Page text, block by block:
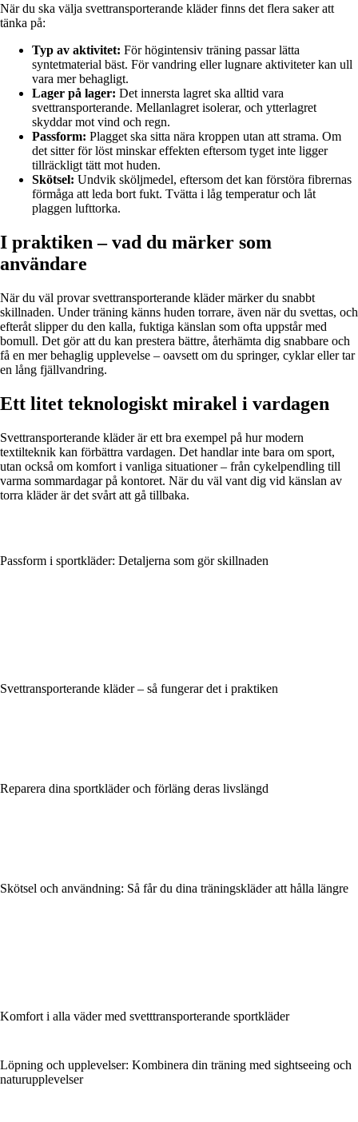
När du ska välja svettransporterande kläder finns det flera saker att
tänka på:
Typ av aktivitet: För högintensiv träning passar lätta
syntetmaterial bäst. För vandring eller lugnare aktiviteter kan ull
vara mer behagligt.
Lager på lager: Det innersta lagret ska alltid vara
svettransporterande. Mellanlagret isolerar, och ytterlagret
skyddar mot vind och regn.
Passform: Plagget ska sitta nära kroppen utan att strama. Om
det sitter för löst minskar effekten eftersom tyget inte ligger
tillräckligt tätt mot huden.
Skötsel: Undvik sköljmedel, eftersom det kan förstöra fibrernas
förmåga att leda bort fukt. Tvätta i låg temperatur och låt
plaggen lufttorka.
I praktiken – vad du märker som
användare
När du väl provar svettransporterande kläder märker du snabbt
skillnaden. Under träning känns huden torrare, även när du svettas, och
efteråt slipper du den kalla, fuktiga känslan som ofta uppstår med
bomull. Det gör att du kan prestera bättre, återhämta dig snabbare och
få en mer behaglig upplevelse – oavsett om du springer, cyklar eller tar
en lång fjällvandring.
Ett litet teknologiskt mirakel i vardagen
Svettransporterande kläder är ett bra exempel på hur modern
textilteknik kan förbättra vardagen. Det handlar inte bara om sport,
utan också om komfort i vanliga situationer – från cykelpendling till
varma sommardagar på kontoret. När du väl vant dig vid känslan av
torra kläder är det svårt att gå tillbaka.
Passform i sportkläder: Detaljerna som gör skillnaden
Svettransporterande kläder – så fungerar det i praktiken
Reparera dina sportkläder och förläng deras livslängd
Skötsel och användning: Så får du dina träningskläder att hålla längre
Komfort i alla väder med svetttransporterande sportkläder
Löpning och upplevelser: Kombinera din träning med sightseeing och
naturupplevelser